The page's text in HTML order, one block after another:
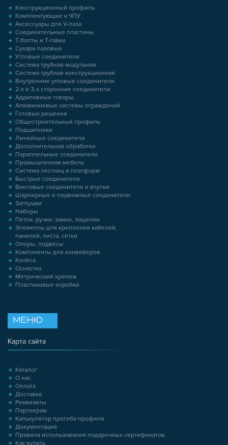
Конструкционный профиль
Комплектующие к ЧПУ
Аксессуары для V-паза
Соединительные пластины
Т-болты и Т-гайки
Сухари пазовые
Угловые соединители
Система трубная модульная
Система трубная конструкционная
Внутренние угловые соединители
2-х и 3-х сторонние соединители
Аддитивные товары
Алюминиевые системы ограждений
Готовые решения
Общестроительный профиль
Подшипники
Линейные соединители
Дополнительная обработка
Параллельные соединители
Промышленная мебель
Система лестниц и платформ
Быстрые соединители
Винтовые соединители и втулки
Шарнирные и подвижные соединители
Заглушки
Наборы
Петли, ручки, замки, защелки
Элементы для крепления кабелей,
панелей, листа, сетки
Опоры, подвесы
Компоненты для конвейеров
Колёса
Оснастка
Метрический крепеж
Пластиковые коробки
МЕНЮ
Карта сайта
Каталог
О нас
Оплата
Доставка
Реквизиты
Партнерам
Калькулятор прогиба профиля
Документация
Правила использования подарочных сертификатов
Как купить